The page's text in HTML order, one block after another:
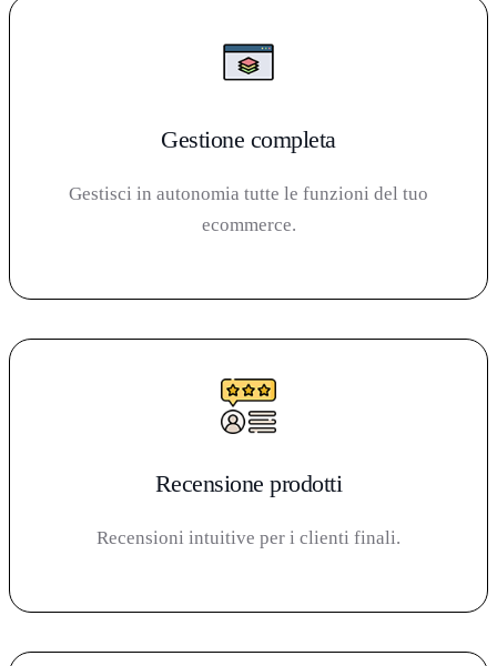
Gestione completa
Gestisci in autonomia tutte le funzioni del tuo
ecommerce.
Recensione prodotti
Recensioni intuitive per i clienti finali.